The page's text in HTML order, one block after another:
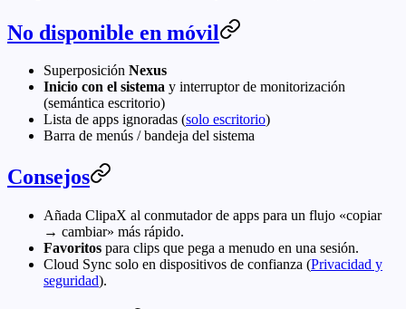
No disponible en móvil
Superposición Nexus
Inicio con el sistema y interruptor de monitorización
(semántica escritorio)
Lista de apps ignoradas (solo escritorio)
Barra de menús / bandeja del sistema
Consejos
Añada ClipaX al conmutador de apps para un flujo «copiar
→ cambiar» más rápido.
Favoritos para clips que pega a menudo en una sesión.
Cloud Sync solo en dispositivos de confianza (Privacidad y
seguridad).